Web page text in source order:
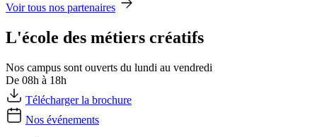
Voir tous nos partenaires
L'école des métiers créatifs
Nos campus sont ouverts du lundi au vendredi
De 08h à 18h
Télécharger la brochure
Nos événements